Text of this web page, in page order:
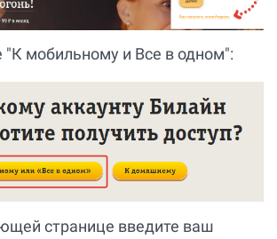
"К мобильному и Все в одном":
странице введите ваш